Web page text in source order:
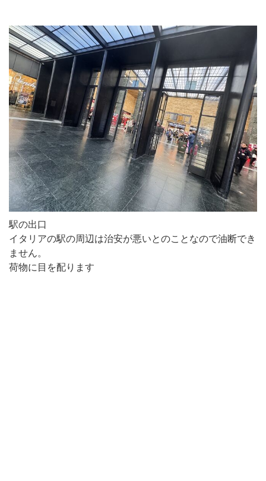
駅の出口
イタリアの駅の周辺は治安が悪いとのことなので油断でき
ません。
荷物に目を配ります